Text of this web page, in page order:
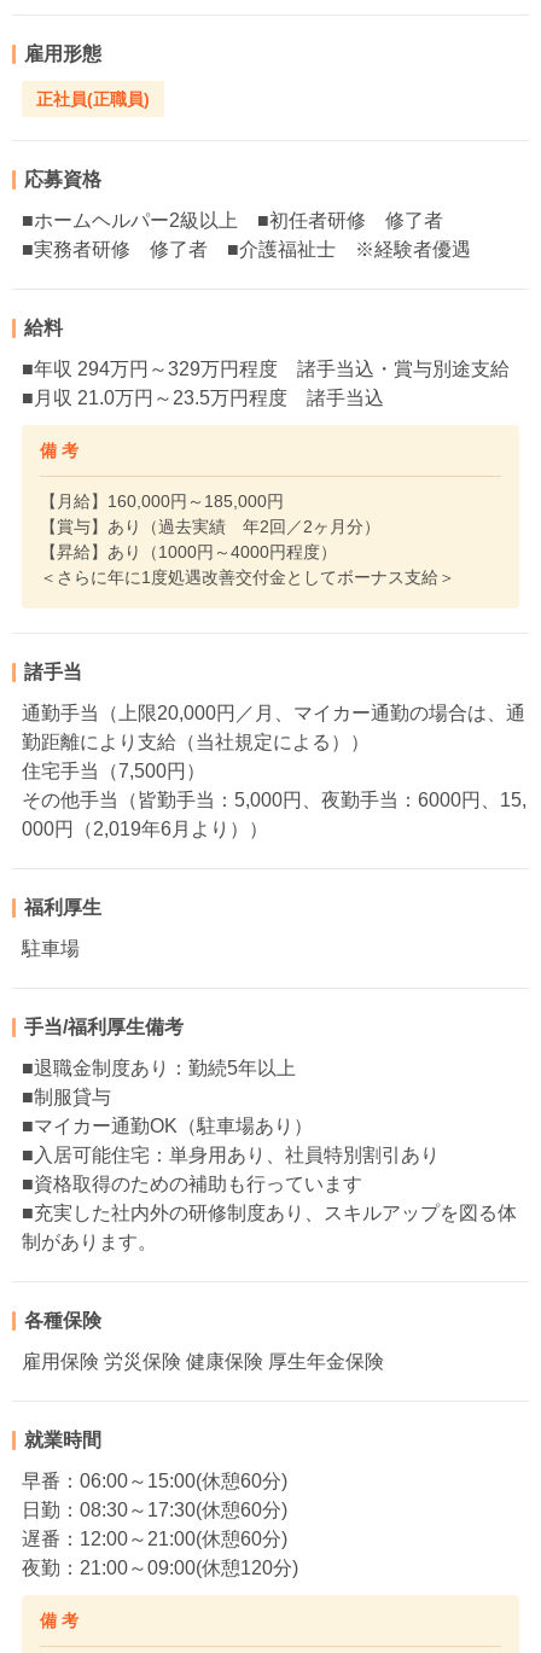
雇用形態
正社員(正職員)
応募資格
■ホームヘルパー2級以上 ■初任者研修 修了者
■実務者研修 修了者 ■介護福祉士 ※経験者優遇
給料
■年収 294万円～329万円程度 諸手当込・賞与別途支給
■月収 21.0万円～23.5万円程度 諸手当込
備 考
【月給】160,000円～185,000円
【賞与】あり（過去実績 年2回／2ヶ月分）
【昇給】あり（1000円～4000円程度）
＜さらに年に1度処遇改善交付金としてボーナス支給＞
諸手当
通勤手当（上限20,000円／月、マイカー通勤の場合は、通
勤距離により支給（当社規定による））
住宅手当（7,500円）
その他手当（皆勤手当：5,000円、夜勤手当：6000円、15,
000円（2,019年6月より））
福利厚生
駐車場
手当/福利厚生備考
■退職金制度あり：勤続5年以上
■制服貸与
■マイカー通勤OK（駐車場あり）
■入居可能住宅：単身用あり、社員特別割引あり
■資格取得のための補助も行っています
■充実した社内外の研修制度あり、スキルアップを図る体
制があります。
各種保険
雇用保険 労災保険 健康保険 厚生年金保険
就業時間
早番：06:00～15:00(休憩60分)
日勤：08:30～17:30(休憩60分)
遅番：12:00～21:00(休憩60分)
夜勤：21:00～09:00(休憩120分)
備 考